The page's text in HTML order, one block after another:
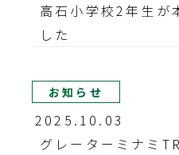
高石小学校2年生が
した
お知らせ
2025.10.03
グレーターミナミ